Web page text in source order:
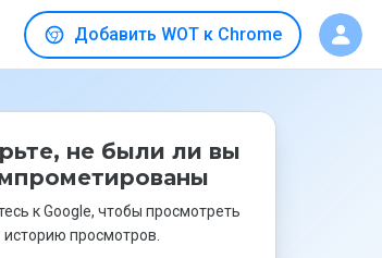
Добавить WOT к Chrome
не были ли вы
к Google, чтобы просмотреть
историю просмотров.